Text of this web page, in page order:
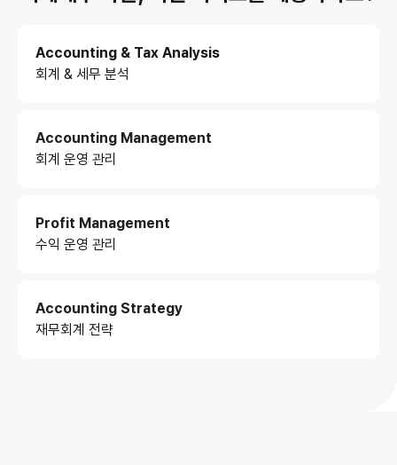
Accounting & Tax Analysis
회계 & 세무 분석
Accounting Management
회계 운영 관리
Profit Management
수익 운영 관리
Accounting Strategy
재무회계 전략